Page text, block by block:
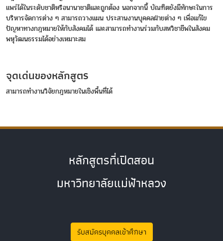
แพร่ได้ในระดับชาติหรือนานาชาติและถูกต้อง นอกจากนี้ บัณฑิตยังมีทักษะในการ
บริหารจัดการต่าง ๆ สามารถวางแผน ประสานงานบุคคลฝ่ายต่าง ๆ เพื่อแก้ไข
ปัญหาทางกฎหมายให้กับสังคมได้ และสามารถทำงานร่วมกับสหวิชาชีพในสังคม
พหุวัฒนธรรมได้อย่างเหมาะสม
จุดเด่นของหลักสูตร
สามารถทำงานวิจัยกฎหมายในเชิงพื้นที่ได้
หลักสูตรที่เปิดสอน
มหาวิทยาลัยแม่ฟ้าหลวง
รับสมัครบุคคลเข้าศึกษา